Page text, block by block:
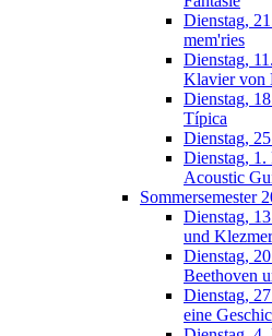
Dienstag,
mem'ries
Dienstag,
Klavier von
Dienstag,
Típica
Dienstag,
Dienstag, 1.
Acoustic
Sommersemester
Dienstag,
und
Dienstag,
Beethoven
Dienstag,
eine